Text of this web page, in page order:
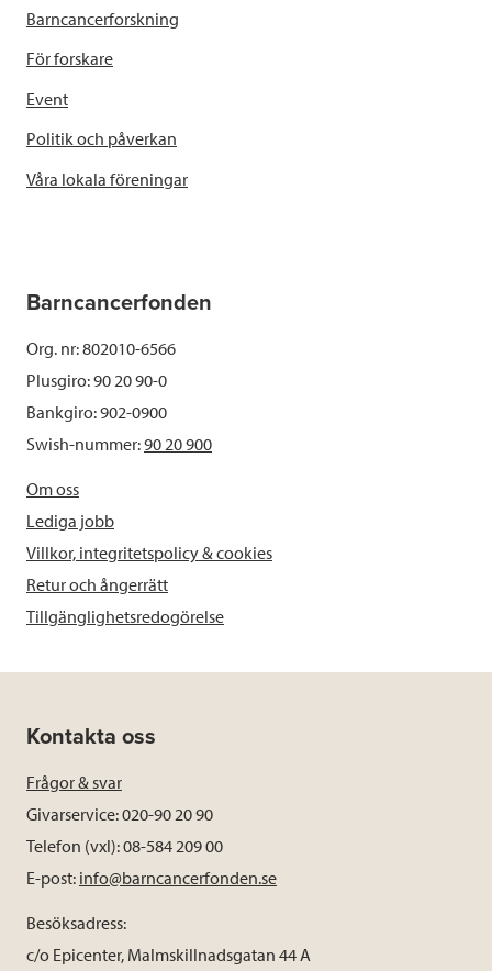
Barncancerforskning
För forskare
Event
Politik och påverkan
Våra lokala föreningar
Barncancerfonden
Org. nr: 802010-6566
Plusgiro: 90 20 90-0
Bankgiro: 902-0900
Swish-nummer:90 20 900
Om oss
Lediga jobb
Villkor, integritetspolicy & cookies
Retur och ångerrätt
Tillgänglighetsredogörelse
Kontakta oss
Frågor & svar
Givarservice: 020-90 20 90
Telefon (vxl): 08-584 209 00
E-post: info@barncancerfonden.se
Besöksadress:
c/o Epicenter, Malmskillnadsgatan 44 A